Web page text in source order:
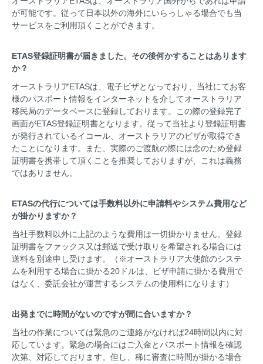
が可能です。従って日本以外の海外にいらっしゃる場合でも当
サービスをご利用頂くことができます。
ETAS登録証明書が届きました。その後何かすることはあります
か？
オーストラリアETASは、電子ビザとなっており、当社にてお客
様のパスポート情報をインターネットを介してオーストラリア
移民局のデータベースに登録しております。この際の登録完了
画面がETAS登録証明書となります。従って当社より登録証明書
が発行されているイコール、オーストラリアのビザが取得でき
たことになります。また、実際のご渡航の際には念のため登録
証明書を携帯して頂くことを推奨しておりますが、これは義務
ではありません。
ETASの代行については手数料以外に申請料やシステム費用など
が掛かりますか？
当社手数料以外に上記のような費用は一切掛かりません。登録
証明書をファックス又は郵送で受け取りを希望される場合には
送料を別途申し受けます。（※オーストラリア大使館のシステ
ムを利用する場合に掛かる20ドルは、ビザ申請に掛かる費用で
はなく、委託会社が運営するシステムの使用料になります）
出発までに時間がないのですが間に合いますか？
当社の作業については緊急のご連絡がなければ24時間以内に対
応しています。緊急の場合にはご入金とパスポート情報を確認
次第、対応しております。但し、稀に審査に時間が掛かる場合